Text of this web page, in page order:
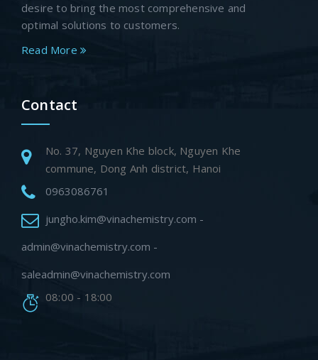
desire to bring the most comprehensive and
optimal solutions to customers.
Read More
Contact
No. 37, Nguyen Khe block, Nguyen Khe
commune, Dong Anh district, Hanoi
0963086761
jungho.kim@vinachemistry.com -
admin@vinachemistry.com -
saleadmin@vinachemistry.com
08:00 - 18:00